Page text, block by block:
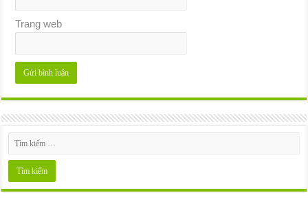
Trang web